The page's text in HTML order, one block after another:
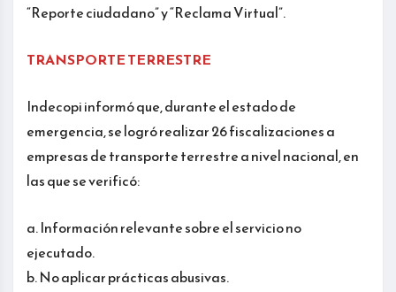
“Reporte ciudadano” y “Reclama Virtual”.
TRANSPORTE TERRESTRE
Indecopi informó que, durante el estado de
emergencia, se logró realizar 26 fiscalizaciones a
empresas de transporte terrestre a nivel nacional, en
las que se verificó:
a. Información relevante sobre el servicio no
ejecutado.
b. No aplicar prácticas abusivas.